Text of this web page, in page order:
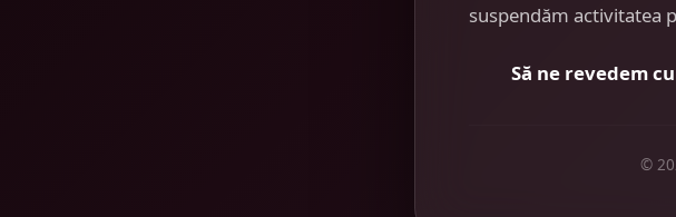
suspendăm activitatea
Să ne revedem
©